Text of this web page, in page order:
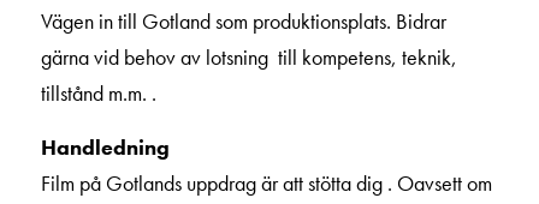
Vägen in till Gotland som produktionsplats. Bidrar
gärna vid behov av lotsning till kompetens, teknik,
tillstånd m.m. .
Handledning
Film på Gotlands uppdrag är att stötta dig . Oavsett om